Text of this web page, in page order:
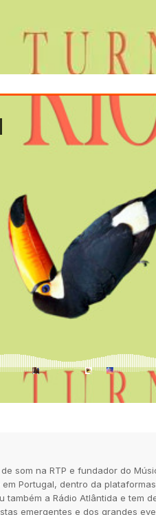
som na RTP e fundador do
Portugal, dentro da
também a Rádio Atlântida e tem
emergentes e dos grandes